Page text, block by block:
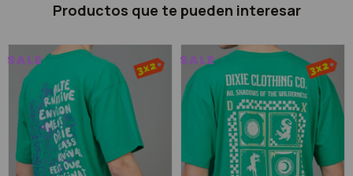
Productos que te pueden interesar